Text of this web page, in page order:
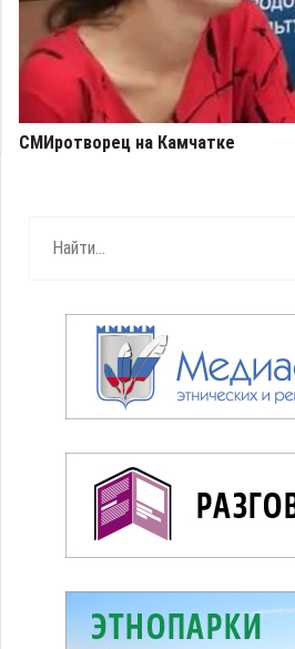
СМИротворец на Камчатке